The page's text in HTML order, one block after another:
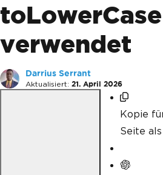
verwendet
Darrius Serrant
Aktualisiert: 21. April 2026
Kopie
Seite